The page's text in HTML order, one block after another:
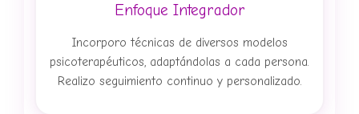
Enfoque Integrador
Incorporo técnicas de diversos modelos
psicoterapéuticos, adaptándolas a cada persona.
Realizo seguimiento continuo y personalizado.